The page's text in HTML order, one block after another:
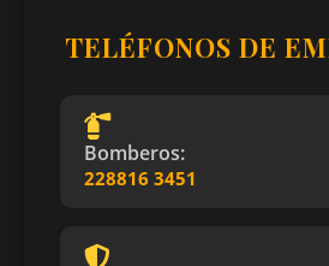
TELÉFONOS DE
Bomberos:
228816 3451